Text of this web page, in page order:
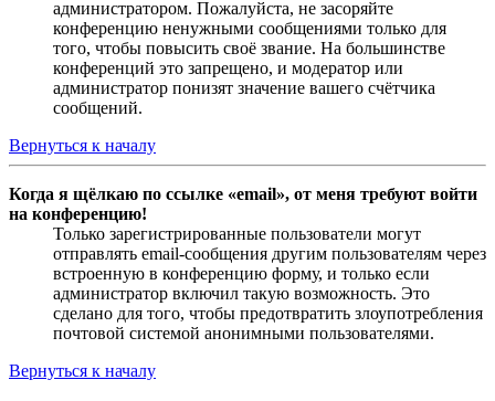
администратором. Пожалуйста, не засоряйте
конференцию ненужными сообщениями только для
того, чтобы повысить своё звание. На большинстве
конференций это запрещено, и модератор или
администратор понизят значение вашего счётчика
сообщений.
Вернуться к началу
Когда я щёлкаю по ссылке «email», от меня требуют войти
на конференцию!
Только зарегистрированные пользователи могут
отправлять email-сообщения другим пользователям через
встроенную в конференцию форму, и только если
администратор включил такую возможность. Это
сделано для того, чтобы предотвратить злоупотребления
почтовой системой анонимными пользователями.
Вернуться к началу